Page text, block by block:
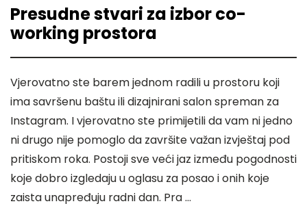
Presudne stvari za izbor co-
working prostora
Vjerovatno ste barem jednom radili u prostoru koji
ima savršenu baštu ili dizajnirani salon spreman za
Instagram. I vjerovatno ste primijetili da vam ni jedno
ni drugo nije pomoglo da završite važan izvještaj pod
pritiskom roka. Postoji sve veći jaz između pogodnosti
koje dobro izgledaju u oglasu za posao i onih koje
zaista unapređuju radni dan. Pra …